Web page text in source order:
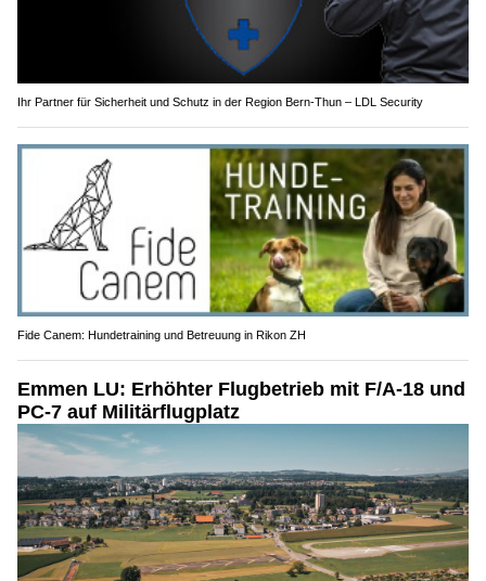
Ihr Partner für Sicherheit und Schutz in der Region Bern-Thun – LDL Security
Fide Canem: Hundetraining und Betreuung in Rikon ZH
Emmen LU: Erhöhter Flugbetrieb mit F/A-18 und
PC-7 auf Militärflugplatz